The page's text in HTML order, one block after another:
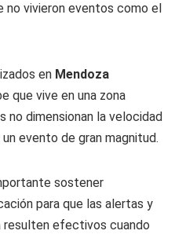
no vivieron eventos como el
en Mendoza
que vive en una zona
no dimensionan la velocidad
evento de gran magnitud.
sostener
para que las alertas y
efectivos cuando